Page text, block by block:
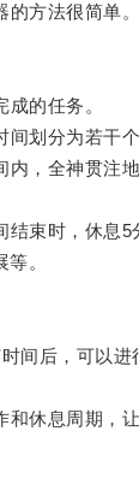
方法很简单。
的任务。
划分为若干个
，全神贯注地
束时，休息5
。
后，可以进
休息周期，让